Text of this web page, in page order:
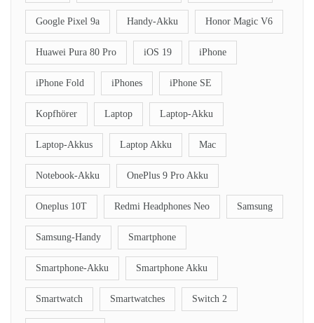
Google Pixel 9a Handy-Akku Honor Magic V6
Huawei Pura 80 Pro iOS 19 iPhone
iPhone Fold iPhones iPhone SE
Kopfhörer Laptop Laptop-Akku
Laptop-Akkus Laptop Akku Mac
Notebook-Akku OnePlus 9 Pro Akku
Oneplus 10T Redmi Headphones Neo Samsung
Samsung-Handy Smartphone
Smartphone-Akku Smartphone Akku
Smartwatch Smartwatches Switch 2